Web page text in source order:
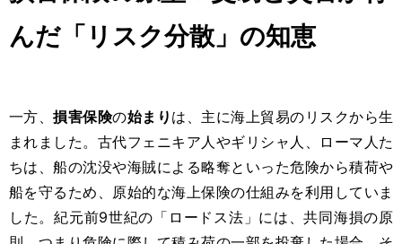
んだ「リスク分散」の知恵
一方、損害保険の始まり は、主に海上貿易のリスクから生
まれました。古代フェニキア人やギリシャ人、ローマ人た
ちは、船の沈没や海賊による略奪といった危険から積荷や
船を守るため、原始的な海上保険の仕組みを利用していま
した。紀元前9世紀の「ロードス法」には、共同海損の原